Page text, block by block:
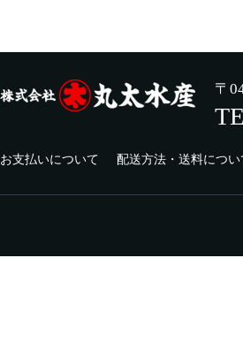
〒
お支払いについて 配送方法・送料につい